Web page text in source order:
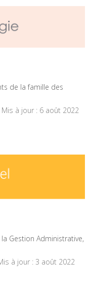
de la famille des
Mis à jour : 6 août 2022
Gestion Administrative,
à jour : 3 août 2022